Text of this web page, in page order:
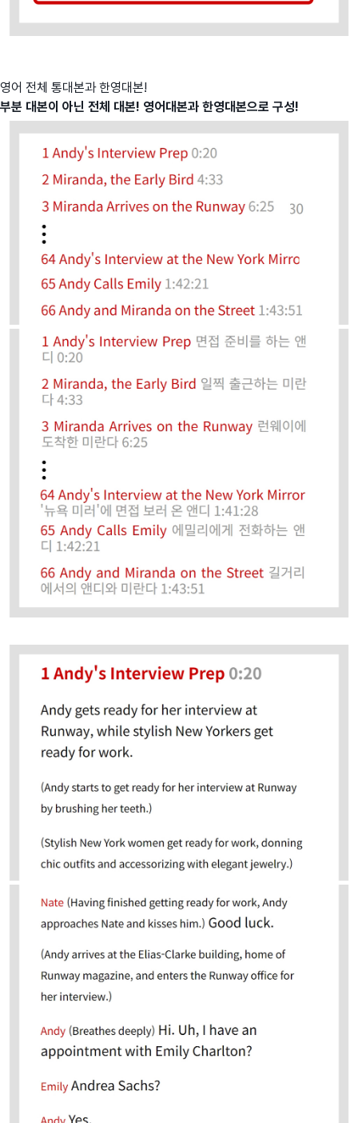
영어 전체 통대본과 한영대본!
부분 대본이 아닌 전체 대본! 영어대본과 한영대본으로 구성!